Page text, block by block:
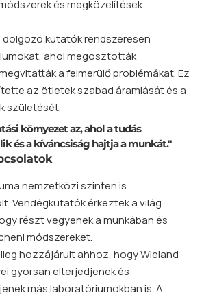
és megközelítések
kutatók rendszeresen
ahol megosztották
a felmerülő problémákat. Ez
az ötletek szabad áramlását és a
születését.
környezet az, ahol a tudás
és a kíváncsiság hajtja a munkát."
nemzetközi szinten is
Vendégkutatók érkeztek a világ
részt vegyenek a munkában és
módszereket.
hozzájárult ahhoz, hogy Wieland
gyorsan elterjedjenek és
más laboratóriumokban is. A